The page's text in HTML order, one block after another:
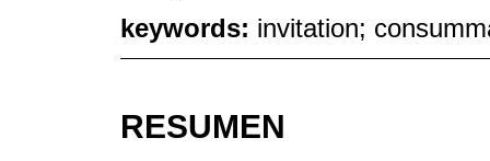
keywords: invitation;
RESUMEN